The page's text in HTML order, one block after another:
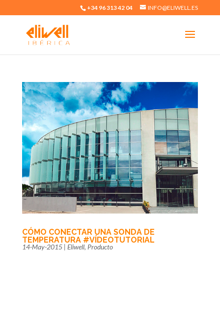
+34 96 313 42 04 INFO@ELIWELL.ES
CÓMO CONECTAR UNA SONDA DE
TEMPERATURA #VÍDEOTUTORIAL
14-May-2015| Eliwell, Producto